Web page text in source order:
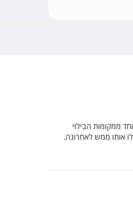
וגם לפגוש צעירים פולנים? הבר הזה, שפתוח 24/7, הוא ללא ספק אחד ממקומות הבילוי